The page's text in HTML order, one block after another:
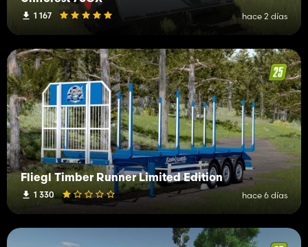
1 167 hace 2 días
Fliegl Timber Runner Limited Edition
1 330 hace 6 días